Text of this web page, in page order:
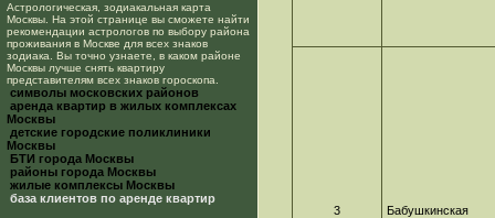
Астрологическая, зодиакальная карта
Москвы. На этой странице вы сможете найти
рекомендации астрологов по выбору района
проживания в Москве для всех знаков
зодиака. Вы точно узнаете, в каком районе
Москвы лучше снять квартиру
представителям всех знаков гороскопа.
cимволы московских районов
аренда квартир в жилых комплексах
Москвы
детские городские поликлиники
Москвы
БТИ города Москвы
районы города Москвы
жилые комплексы Москвы
база клиентов по аренде квартир
3 Бабушкинская